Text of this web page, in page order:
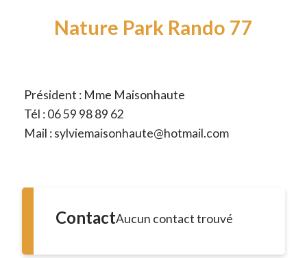
Nature Park Rando 77
Président : Mme Maisonhaute
Tél : 06 59 98 89 62
Mail : sylviemaisonhaute@hotmail.com
ContactAucun contact trouvé